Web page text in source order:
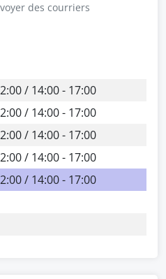
des courriers
/ 14:00 - 17:00
/ 14:00 - 17:00
/ 14:00 - 17:00
/ 14:00 - 17:00
/ 14:00 - 17:00